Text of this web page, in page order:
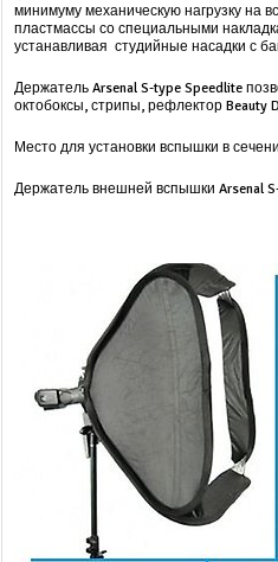
минимуму механическую нагрузку на
пластмассы со специальными
устанавливая студийные насадки с
Держатель Arsenal S-type Speedlite
октобоксы, стрипы, рефлектор Beauty
Место для установки вспышки в
Держатель внешней вспышки Arsenal